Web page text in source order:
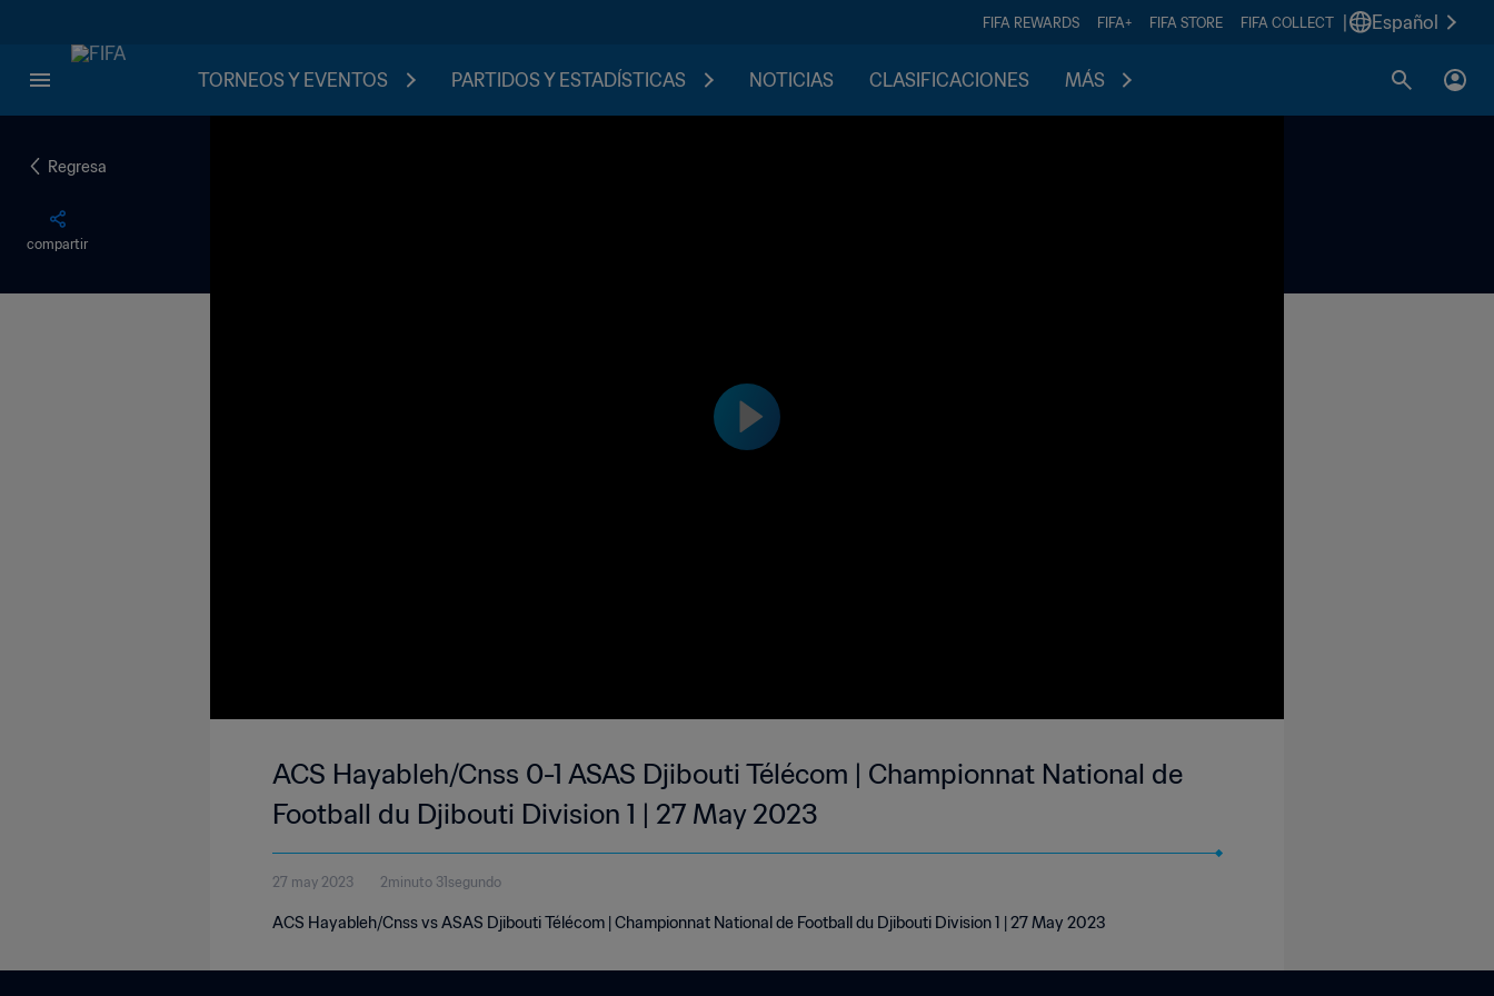
FIFA REWARDS FIFA+ FIFA STORE FIFA COLLECT Español
TORNEOS Y EVENTOS PARTIDOS Y ESTADÍSTICAS NOTICIAS CLASIFICACIONES MÁS
Regresa
compartir
ACS Hayableh/Cnss 0-1 ASAS Djibouti Télécom | Championnat National de
Football du Djibouti Division 1 | 27 May 2023
27 may 2023 2minuto 31segundo
ACS Hayableh/Cnss vs ASAS Djibouti Télécom | Championnat National de Football du Djibouti Division 1 | 27 May 2023